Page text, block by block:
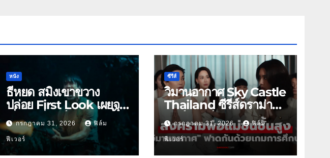
หนัง
ธี่หยด สมิงเขาขวาง
ปล่อย First Look เผยจุด
เริ่มต้นพี่ยักษ์ 30 ก.ย. นี้
กรกฎาคม 31, 2026 ฟิล์ม
ฟีเวอร์
ซีรีส์
วิมานอากาศ Sky Castle
Thailand ซีรีส์ดราม่า
ฟอร์มยักษ์ ช่องวัน31
กรกฎาคม 31, 2026 ฟิล์ม
ฟีเวอร์